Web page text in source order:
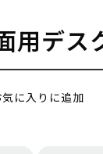
用デス
気に入りに追加